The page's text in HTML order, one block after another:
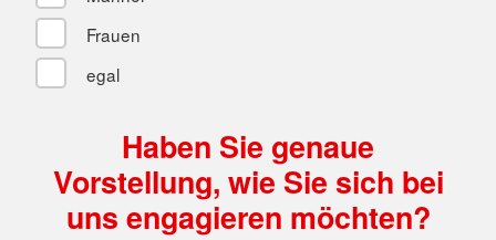
Frauen
egal
Haben Sie genaue
Vorstellung, wie Sie sich bei
uns engagieren möchten?